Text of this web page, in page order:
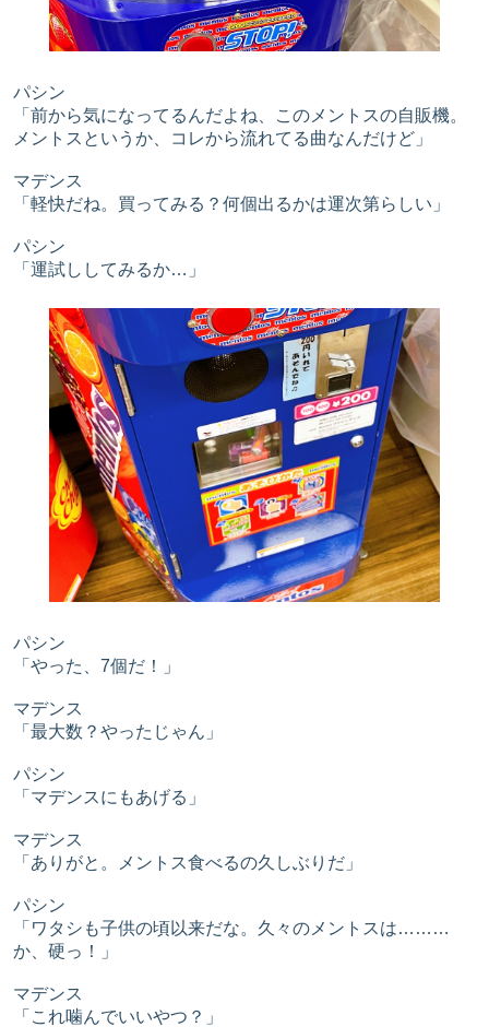
パシン
「前から気になってるんだよね、このメントスの自販機。
メントスというか、コレから流れてる曲なんだけど」
マデンス
「軽快だね。買ってみる？何個出るかは運次第らしい」
パシン
「運試ししてみるか…」
パシン
「やった、7個だ！」
マデンス
「最大数？やったじゃん」
パシン
「マデンスにもあげる」
マデンス
「ありがと。メントス食べるの久しぶりだ」
パシン
「ワタシも子供の頃以来だな。久々のメントスは………
か、硬っ！」
マデンス
「これ噛んでいいやつ？」